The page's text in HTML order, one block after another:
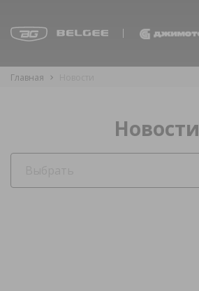
Главная
Новости